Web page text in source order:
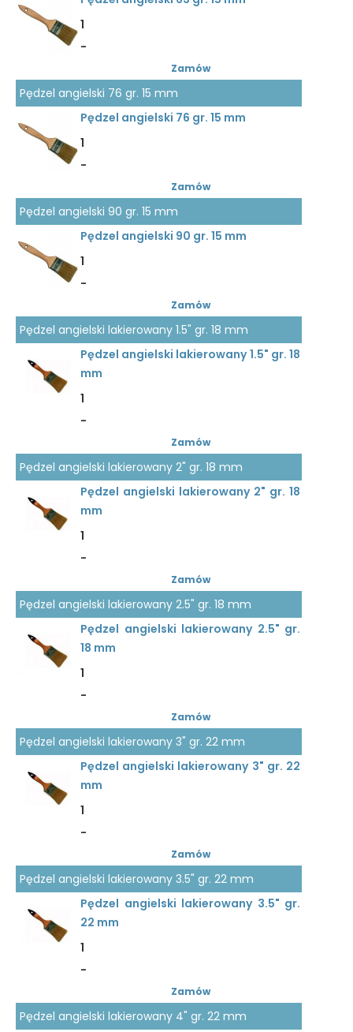
1
-
Zamów
Pędzel angielski 76 gr. 15 mm
Pędzel angielski 76 gr. 15 mm
1
-
Zamów
Pędzel angielski 90 gr. 15 mm
Pędzel angielski 90 gr. 15 mm
1
-
Zamów
Pędzel angielski lakierowany 1.5" gr. 18 mm
Pędzel angielski lakierowany 1.5" gr. 18
mm
1
-
Zamów
Pędzel angielski lakierowany 2" gr. 18 mm
Pędzel angielski lakierowany 2" gr. 18
mm
1
-
Zamów
Pędzel angielski lakierowany 2.5" gr. 18 mm
Pędzel angielski lakierowany 2.5" gr.
18 mm
1
-
Zamów
Pędzel angielski lakierowany 3" gr. 22 mm
Pędzel angielski lakierowany 3" gr. 22
mm
1
-
Zamów
Pędzel angielski lakierowany 3.5" gr. 22 mm
Pędzel angielski lakierowany 3.5" gr.
22 mm
1
-
Zamów
Pędzel angielski lakierowany 4" gr. 22 mm